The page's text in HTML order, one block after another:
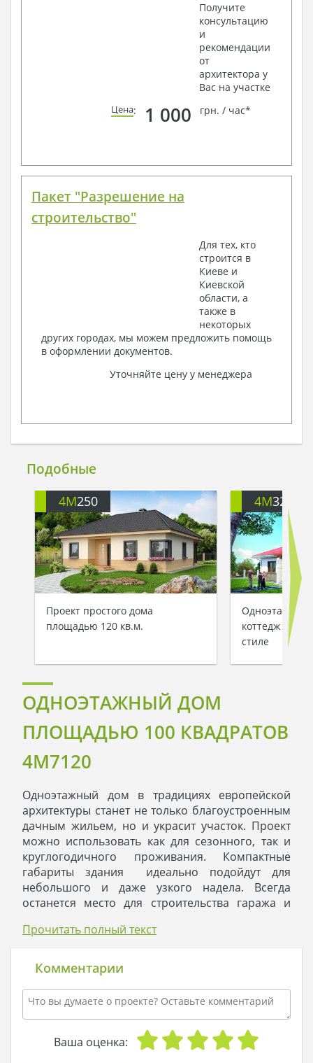
Получите
консультацию
и
рекомендации
от
архитектора у
Вас на участке
Цена: 1 000 грн. / час*
Пакет "Разрешение на
строительство"
Для тех, кто
строится в
Киеве и
Киевской
области, а
также в
некоторых
других городах, мы можем предложить помощь
в оформлении документов.
Уточняйте цену у менеджера
Подобные
4M250
Проект простого дома
площадью 120 кв.м.
4M3234
коттедж в
стиле
ОДНОЭТАЖНЫЙ ДОМ
ПЛОЩАДЬЮ 100 КВАДРАТОВ
4M7120
Одноэтажный дом в традициях европейской
архитектуры станет не только благоустроенным
дачным жильем, но и украсит участок. Проект
можно использовать как для сезонного, так и
круглогодичного проживания. Компактные
габариты здания идеально подойдут для
небольшого и даже узкого надела. Всегда
останется место для строительства гаража и
на принципах практичности и рационализма,
контраст экстерьера. Торжественность и
строгость смягчает оригинальный декор в виде
фасадных панелей под дерево. Они дарят дому
уют и тепло.
Внутреннее пространство визуально и
функционально можно разделить на две части.
Прочитать полный текст
Комментарии
Ваша оценка: